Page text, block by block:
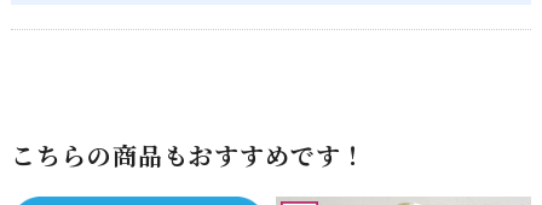
こちらの商品もおすすめです！